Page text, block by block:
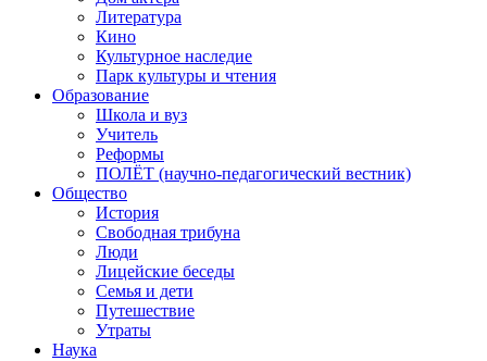
Литература
Кино
Культурное наследие
Парк культуры и чтения
Образование
Школа и вуз
Учитель
Реформы
ПОЛЁТ (научно-педагогический вестник)
Общество
История
Свободная трибуна
Люди
Лицейские беседы
Семья и дети
Путешествие
Утраты
Наука